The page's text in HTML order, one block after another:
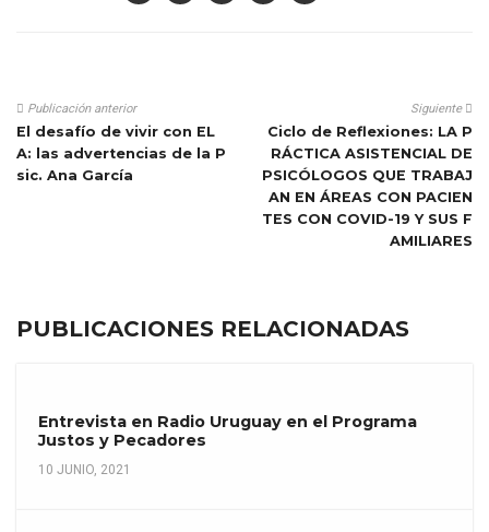
Publicación anterior
El desafío de vivir con EL
A: las advertencias de la P
sic. Ana García
Siguiente
Ciclo de Reflexiones: LA P
RÁCTICA ASISTENCIAL DE
PSICÓLOGOS QUE TRABAJ
AN EN ÁREAS CON PACIEN
TES CON COVID-19 Y SUS F
AMILIARES
PUBLICACIONES RELACIONADAS
Entrevista en Radio Uruguay en el Programa
Justos y Pecadores
10 JUNIO, 2021